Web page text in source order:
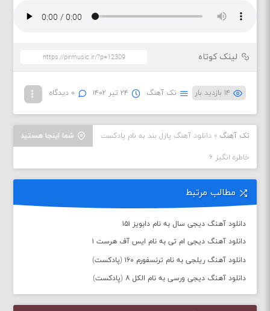
لینک کوتاه
۱۴ بازدید بار تک آهنگ ۲۴ تیر ۱۴۰۲ ۰ دیدگاه
شما اینجا هستید تک آهنگ »دانلود آهنگ پازل بند به نام پادکست
خاطره انگیز ۶
مطالب مرتبط
دانلود آهنگ دیجی سال به نام دابویز ۱۵۱
دانلود آهنگ دیجی ام تی به نام ایس آف هرست ۱
دانلود آهنگ ریلجی به نام ترنسفورم ۱۶۰ (پادکست)
دانلود آهنگ دیجی ورسی به نام الکل ۸ (پادکست)